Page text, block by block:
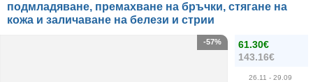
подмладяване, премахване на бръчки, стягане на
кожа и заличаване на белези и стрии
61.30€
143.16€
26.11 - 29.09
-57%